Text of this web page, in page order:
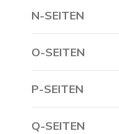
N-SEITEN
O-SEITEN
P-SEITEN
Q-SEITEN